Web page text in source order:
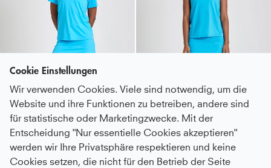
Tennis Loose Fit T-Shirt Kurzarm, türkis
Cookie Einstellungen
Wir verwenden Cookies. Viele sind notwendig, um die
Website und ihre Funktionen zu betreiben, andere sind
für statistische oder Marketingzwecke. Mit der
Entscheidung "Nur essentielle Cookies akzeptieren"
werden wir Ihre Privatsphäre respektieren und keine
Cookies setzen, die nicht für den Betrieb der Seite